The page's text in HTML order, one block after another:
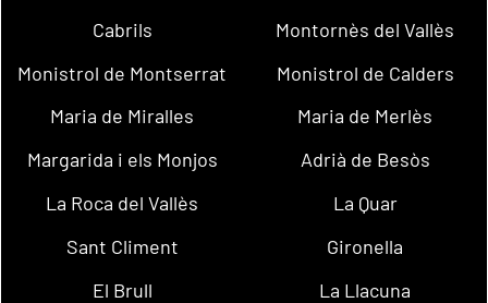
Cabrils
Montornès del Vallès
Monistrol de Montserrat
Monistrol de Calders
Maria de Miralles
Maria de Merlès
Margarida i els Monjos
Adrià de Besòs
La Roca del Vallès
La Quar
Sant Climent
Gironella
El Brull
La Llacuna